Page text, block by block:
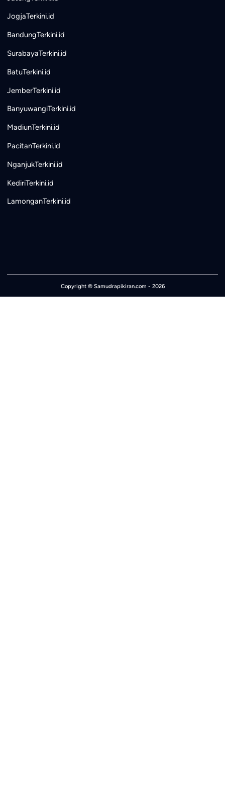
JogjaTerkini.id
BandungTerkini.id
SurabayaTerkini.id
BatuTerkini.id
JemberTerkini.id
BanyuwangiTerkini.id
MadiunTerkini.id
PacitanTerkini.id
NganjukTerkini.id
KediriTerkini.id
LamonganTerkini.id
Copyright © Samudrapikiran.com - 2026